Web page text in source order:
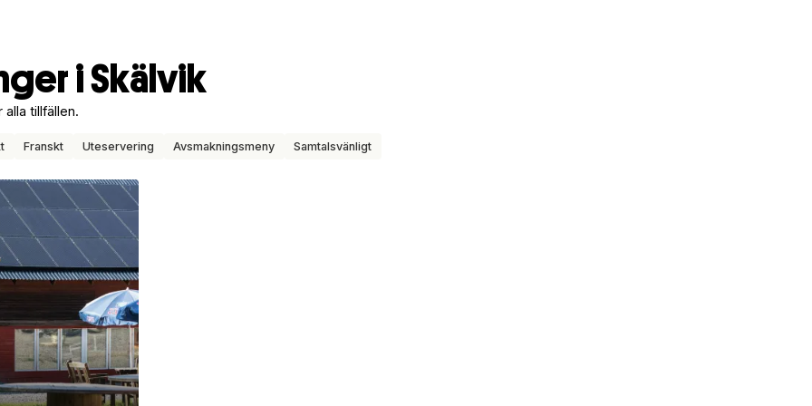
i Skälvik
alla tillfällen.
Franskt Uteservering Avsmakningsmeny Samtalsvänligt
1